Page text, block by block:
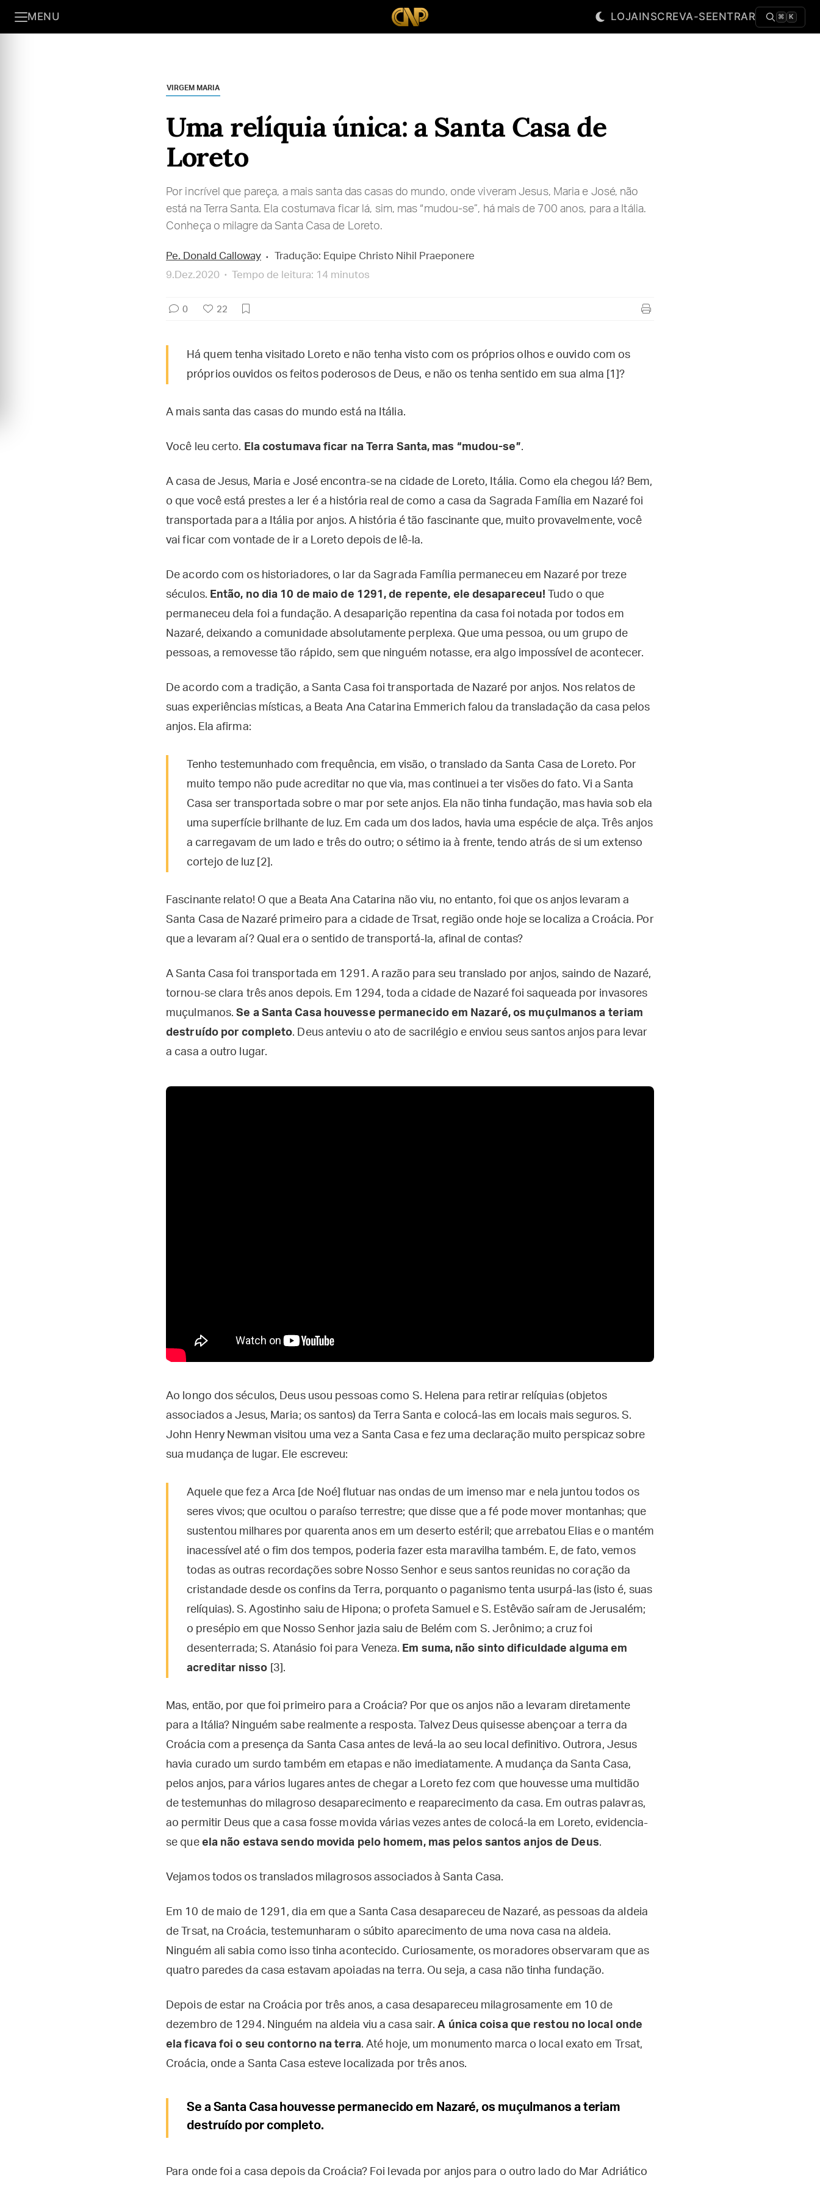
MENU LOJAINSCREVA-SEENTRAR ⌘ K
VIRGEM MARIA
Uma relíquia única: a Santa Casa de
Loreto
Por incrível que pareça, a mais santa das casas do mundo, onde viveram Jesus, Maria e José, não
está na Terra Santa. Ela costumava ficar lá, sim, mas “mudou-se”, há mais de 700 anos, para a Itália.
Conheça o milagre da Santa Casa de Loreto.
Pe. Donald Calloway
Tradução: Equipe Christo Nihil Praeponere
9.Dez.2020
Tempo de leitura: 14 minutos
0 22
Há quem tenha visitado Loreto e não tenha visto com os próprios olhos e ouvido com os
próprios ouvidos os feitos poderosos de Deus, e não os tenha sentido em sua alma [1]?
A mais santa das casas do mundo está na Itália.
Você leu certo. Ela costumava ficar na Terra Santa, mas “mudou-se”.
A casa de Jesus, Maria e José encontra-se na cidade de Loreto, Itália. Como ela chegou lá? Bem,
o que você está prestes a ler é a história real de como a casa da Sagrada Família em Nazaré foi
transportada para a Itália por anjos. A história é tão fascinante que, muito provavelmente, você
vai ficar com vontade de ir a Loreto depois de lê-la.
De acordo com os historiadores, o lar da Sagrada Família permaneceu em Nazaré por treze
séculos. Então, no dia 10 de maio de 1291, de repente, ele desapareceu! Tudo o que
permaneceu dela foi a fundação. A desaparição repentina da casa foi notada por todos em
Nazaré, deixando a comunidade absolutamente perplexa. Que uma pessoa, ou um grupo de
pessoas, a removesse tão rápido, sem que ninguém notasse, era algo impossível de acontecer.
De acordo com a tradição, a Santa Casa foi transportada de Nazaré por anjos. Nos relatos de
suas experiências místicas, a Beata Ana Catarina Emmerich falou da transladação da casa pelos
anjos. Ela afirma:
Tenho testemunhado com frequência, em visão, o translado da Santa Casa de Loreto. Por
muito tempo não pude acreditar no que via, mas continuei a ter visões do fato. Vi a Santa
Casa ser transportada sobre o mar por sete anjos. Ela não tinha fundação, mas havia sob ela
uma superfície brilhante de luz. Em cada um dos lados, havia uma espécie de alça. Três anjos
a carregavam de um lado e três do outro; o sétimo ia à frente, tendo atrás de si um extenso
cortejo de luz [2].
Fascinante relato! O que a Beata Ana Catarina não viu, no entanto, foi que os anjos levaram a
Santa Casa de Nazaré primeiro para a cidade de Trsat, região onde hoje se localiza a Croácia. Por
que a levaram aí? Qual era o sentido de transportá-la, afinal de contas?
A Santa Casa foi transportada em 1291. A razão para seu translado por anjos, saindo de Nazaré,
tornou-se clara três anos depois. Em 1294, toda a cidade de Nazaré foi saqueada por invasores
muçulmanos.Se a Santa Casa houvesse permanecido em Nazaré, os muçulmanos a teriam
destruído por completo. Deus anteviu o ato de sacrilégio e enviou seus santos anjos para levar
a casa a outro lugar.
Ao longo dos séculos, Deus usou pessoas como S. Helena para retirar relíquias (objetos
associados a Jesus, Maria; os santos) da Terra Santa e colocá-las em locais mais seguros. S.
John Henry Newman visitou uma vez a Santa Casa e fez uma declaração muito perspicaz sobre
sua mudança de lugar. Ele escreveu:
Aquele que fez a Arca [de Noé] flutuar nas ondas de um imenso mar e nela juntou todos os
seres vivos; que ocultou o paraíso terrestre; que disse que a fé pode mover montanhas; que
sustentou milhares por quarenta anos em um deserto estéril; que arrebatou Elias e o mantém
inacessível até o fim dos tempos, poderia fazer esta maravilha também. E, de fato, vemos
todas as outras recordações sobre Nosso Senhor e seus santos reunidas no coração da
cristandade desde os confins da Terra, porquanto o paganismo tenta usurpá-las (isto é, suas
relíquias). S. Agostinho saiu de Hipona; o profeta Samuel e S. Estêvão saíram de Jerusalém;
o presépio em que Nosso Senhor jazia saiu de Belém com S. Jerônimo; a cruz foi
desenterrada; S. Atanásio foi para Veneza. Em suma, não sinto dificuldade alguma em
acreditar nisso [3].
Mas, então, por que foi primeiro para a Croácia? Por que os anjos não a levaram diretamente
para a Itália? Ninguém sabe realmente a resposta. Talvez Deus quisesse abençoar a terra da
Croácia com a presença da Santa Casa antes de levá-la ao seu local definitivo. Outrora, Jesus
havia curado um surdo também em etapas e não imediatamente. A mudança da Santa Casa,
pelos anjos, para vários lugares antes de chegar a Loreto fez com que houvesse uma multidão
de testemunhas do milagroso desaparecimento e reaparecimento da casa. Em outras palavras,
ao permitir Deus que a casa fosse movida várias vezes antes de colocá-la em Loreto, evidencia-
se que ela não estava sendo movida pelo homem, mas pelos santos anjos de Deus.
Vejamos todos os translados milagrosos associados à Santa Casa.
Em 10 de maio de 1291, dia em que a Santa Casa desapareceu de Nazaré, as pessoas da aldeia
de Trsat, na Croácia, testemunharam o súbito aparecimento de uma nova casa na aldeia.
Ninguém ali sabia como isso tinha acontecido. Curiosamente, os moradores observaram que as
quatro paredes da casa estavam apoiadas na terra. Ou seja, a casa não tinha fundação.
Depois de estar na Croácia por três anos, a casa desapareceu milagrosamente em 10 de
dezembro de 1294. Ninguém na aldeia viu a casa sair.A única coisa que restou no local onde
ela ficava foi o seu contorno na terra. Até hoje, um monumento marca o local exato em Trsat,
Croácia, onde a Santa Casa esteve localizada por três anos.
Se a Santa Casa houvesse permanecido em Nazaré, os muçulmanos a teriam
destruído por completo.
Para onde foi a casa depois da Croácia? Foi levada por anjos para o outro lado do Mar Adriático